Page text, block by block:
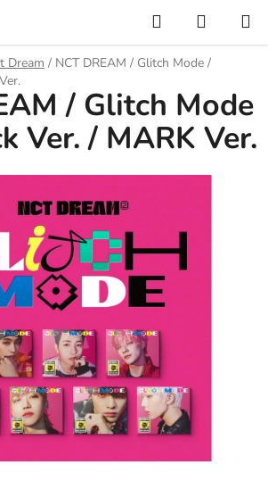
Hľadať
KOŠÍK
Dream / NCT DREAM / Glitch Mode /
/ Glitch Mode
Ver. / MARK Ver.